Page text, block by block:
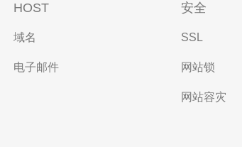
HOST
域名
电子邮件
安全
SSL
网站锁
网站容灾